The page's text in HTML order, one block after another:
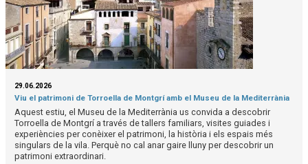
29.06.2026
Viu el patrimoni de Torroella de Montgrí amb el Museu de la Mediterrània
Aquest estiu, el Museu de la Mediterrània us convida a descobrir
Torroella de Montgrí a través de tallers familiars, visites guiades i
experiències per conèixer el patrimoni, la història i els espais més
singulars de la vila. Perquè no cal anar gaire lluny per descobrir un
patrimoni extraordinari.